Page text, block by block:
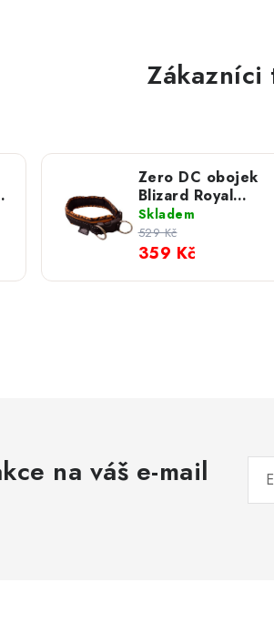
Zákazníci
Zero DC obojek
Blizard Royal
neon oranžový
Skladem
359 Kč
529 Kč
na váš e-mail